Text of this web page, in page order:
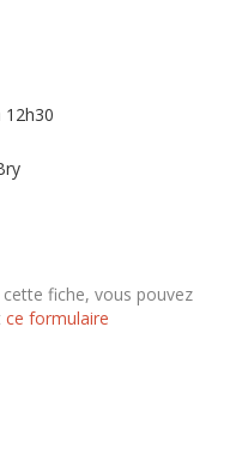
fiche, vous pouvez
ce formulaire